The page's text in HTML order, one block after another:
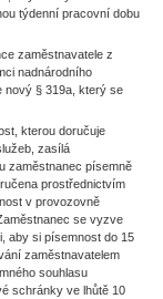
týdenní pracovní dobu
zaměstnavatele z
nadnárodního
nový § 319a, který se
kterou doručuje
zasílá
zaměstnanec písemně
prostřednictvím
v provozovně
se vyzve
aby si písemnost do 15
zaměstnavatelem
souhlasu
schránky ve lhůtě 10